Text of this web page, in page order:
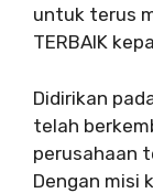
untuk terus
TERBAIK
Didirikan
telah
perusahaan
Dengan misi